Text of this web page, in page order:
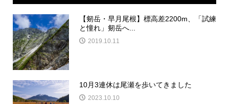
【剱岳・早月尾根】標高差2200m、「試練
と憧れ」剱岳へ...
2019.10.11
10月3連休は尾瀬を歩いてきました
2023.10.10